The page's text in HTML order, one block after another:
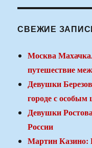
СВЕЖИЕ
Москва
путешествие
Девушки
городе с
Девушки
России
Мартин Казино: